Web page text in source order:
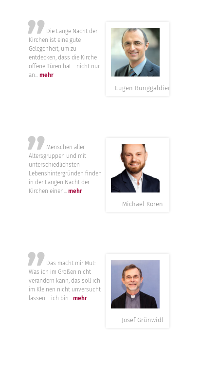
”
Die Lange Nacht der
Kirchen ist eine gute
Gelegenheit, um zu
entdecken, dass die Kirche
offene Türen hat… nicht nur
an...mehr
Eugen Runggaldier
”
Menschen aller
Altersgruppen und mit
unterschiedlichsten
Lebenshintergründen finden
in der Langen Nacht der
Kirchen einen...mehr
Michael Koren
”
Das macht mir Mut:
Was ich im Großen nicht
verändern kann, das soll ich
im Kleinen nicht unversucht
lassen – ich bin...mehr
Josef Grünwidl